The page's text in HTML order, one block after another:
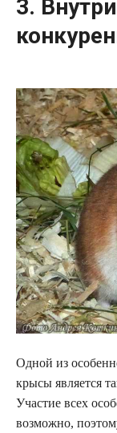
3.
Одной из
крысы является
Участие всех
возможно,